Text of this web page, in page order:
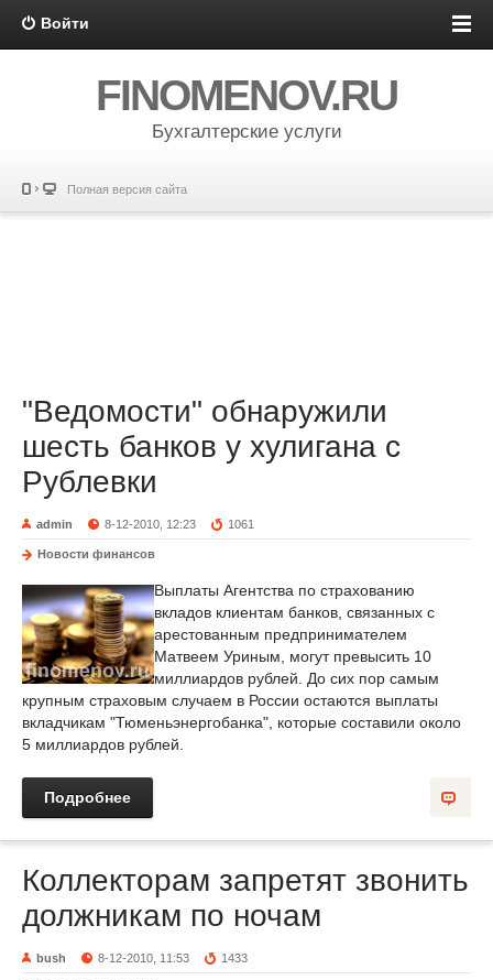
Войти
FINOMENOV.RU
Бухгалтерские услуги
Полная версия сайта
"Ведомости" обнаружили
шесть банков у хулигана с
Рублевки
admin 8-12-2010, 12:23 1061
Новости финансов
Выплаты Агентства по страхованию
вкладов клиентам банков, связанных с
арестованным предпринимателем
Матвеем Уриным, могут превысить 10
миллиардов рублей. До сих пор самым
крупным страховым случаем в России остаются выплаты
вкладчикам "Тюменьэнергобанка", которые составили около
5 миллиардов рублей.
Подробнее
Коллекторам запретят звонить
должникам по ночам
bush 8-12-2010, 11:53 1433